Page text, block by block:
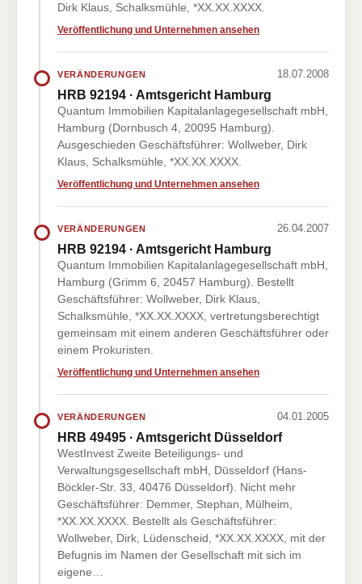
Dirk Klaus, Schalksmühle, *XX.XX.XXXX.
Veröffentlichung und Unternehmen ansehen
VERÄNDERUNGEN 18.07.2008
HRB 92194 · Amtsgericht Hamburg
Quantum Immobilien Kapitalanlagegesellschaft mbH,
Hamburg (Dornbusch 4, 20095 Hamburg).
Ausgeschieden Geschäftsführer: Wollweber, Dirk
Klaus, Schalksmühle, *XX.XX.XXXX.
Veröffentlichung und Unternehmen ansehen
VERÄNDERUNGEN 26.04.2007
HRB 92194 · Amtsgericht Hamburg
Quantum Immobilien Kapitalanlagegesellschaft mbH,
Hamburg (Grimm 6, 20457 Hamburg). Bestellt
Geschäftsführer: Wollweber, Dirk Klaus,
Schalksmühle, *XX.XX.XXXX, vertretungsberechtigt
gemeinsam mit einem anderen Geschäftsführer oder
einem Prokuristen.
Veröffentlichung und Unternehmen ansehen
VERÄNDERUNGEN 04.01.2005
HRB 49495 · Amtsgericht Düsseldorf
WestInvest Zweite Beteiligungs- und
Verwaltungsgesellschaft mbH, Düsseldorf (Hans-
Böckler-Str. 33, 40476 Düsseldorf). Nicht mehr
Geschäftsführer: Demmer, Stephan, Mülheim,
*XX.XX.XXXX. Bestellt als Geschäftsführer:
Wollweber, Dirk, Lüdenscheid, *XX.XX.XXXX, mit der
Befugnis im Namen der Gesellschaft mit sich im
eigene…